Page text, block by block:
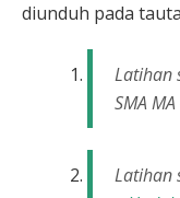
diunduh pada
Latihan
SMA MA
Latihan